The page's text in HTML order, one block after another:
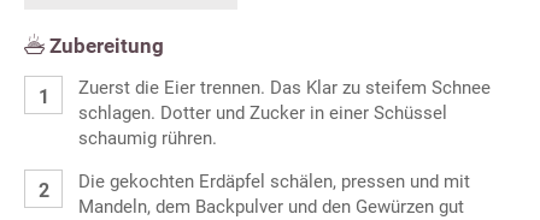
Zubereitung
Zuerst die Eier trennen. Das Klar zu steifem Schnee
schlagen. Dotter und Zucker in einer Schüssel
schaumig rühren.
Die gekochten Erdäpfel schälen, pressen und mit
Mandeln, dem Backpulver und den Gewürzen gut